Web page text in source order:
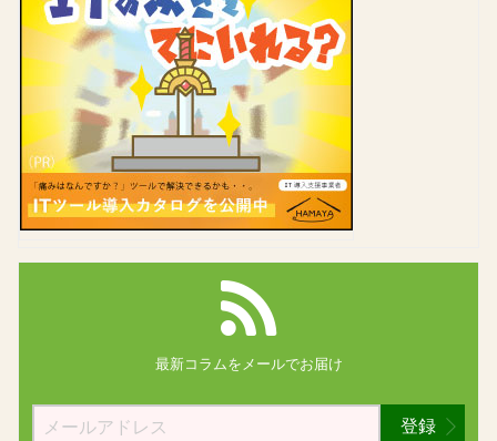
最新コラムを メールでお届け
登録